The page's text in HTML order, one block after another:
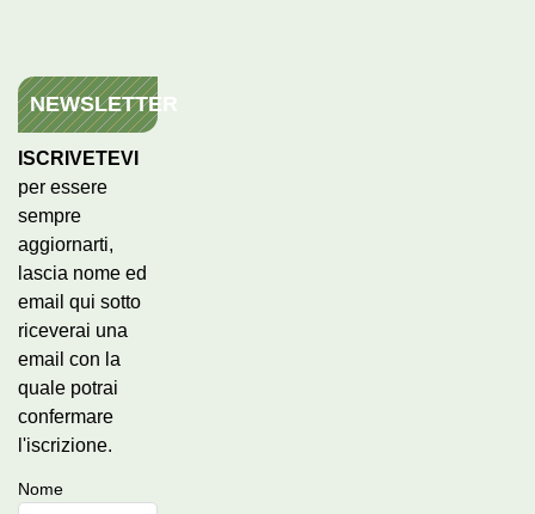
NEWSLETTER
ISCRIVETEVI
per essere
sempre
aggiornarti,
lascia nome ed
email qui sotto
riceverai una
email con la
quale potrai
confermare
l'iscrizione.
Nome